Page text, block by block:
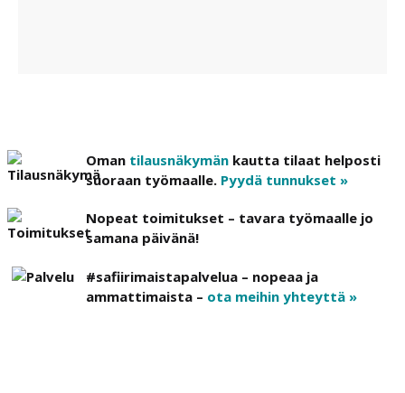
Oman tilausnäkymän kautta tilaat helposti
suoraan työmaalle. Pyydä tunnukset »
Nopeat toimitukset – tavara työmaalle jo
samana päivänä!
#safiirimaistapalvelua – nopeaa ja
ammattimaista – ota meihin yhteyttä »